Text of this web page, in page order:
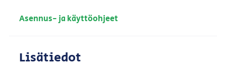
Asennus- ja käyttöohjeet
Lisätiedot